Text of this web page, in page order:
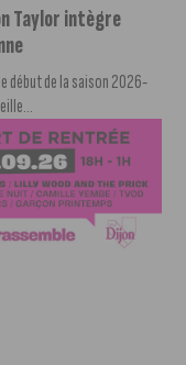
Taylor intègre
début de la saison 2026-